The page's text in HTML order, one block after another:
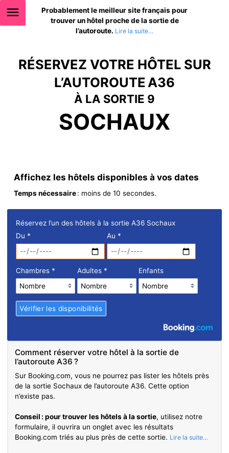
Probablement le meilleur site français pour
trouver un hôtel proche de la sortie de
l’autoroute.
RÉSERVEZ VOTRE HÔTEL SUR
L’AUTOROUTE A36
À LA SORTIE 9
SOCHAUX
Affichez les hôtels disponibles à vos dates
Temps nécessaire: moins de 10 secondes.
Réservez l’un des hôtels à la sortie A36 Sochaux
Du * Au *
Chambres * Adultes * Enfants
Comment réserver votre hôtel à la sortie de
l’autoroute A36 ?
Sur Booking.com, vous ne pourrez pas lister les hôtels près
de la sortie Sochaux de l’autoroute A36. Cette option
n’existe pas.
Conseil : pour trouver les hôtels à la sortie, utilisez notre
formulaire, il ouvrira un onglet avec les résultats
Booking.com triés au plus près de cette sortie.